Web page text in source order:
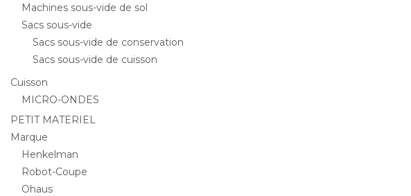
Machines sous-vide de sol
Sacs sous-vide
Sacs sous-vide de conservation
Sacs sous-vide de cuisson
Cuisson
MICRO-ONDES
PETIT MATERIEL
Marque
Henkelman
Robot-Coupe
Ohaus